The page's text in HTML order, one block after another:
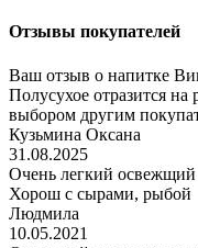
Отзывы покупателей
Ваш отзыв о напитке
Полусухое отразится
выбором другим
Кузьмина Оксана
31.08.2025
Очень легкий
Хорош с сырами, рыбой
Людмила
10.05.2021